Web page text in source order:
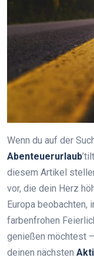
Wenn du auf der
Abenteuerurlaub
diesem Artikel
vor, die dein Herz
Europa beobachten,
farbenfrohen
genießen möchtest
deinen nächsten